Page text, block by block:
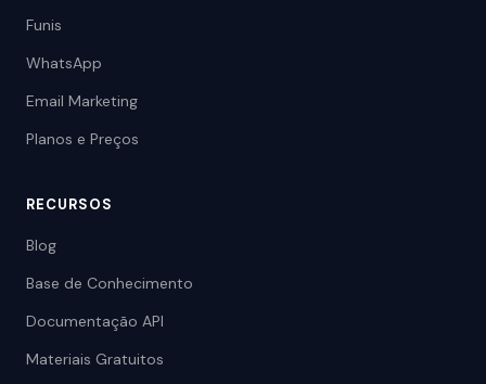
Funis
WhatsApp
Email Marketing
Planos e Preços
RECURSOS
Blog
Base de Conhecimento
Documentação API
Materiais Gratuitos